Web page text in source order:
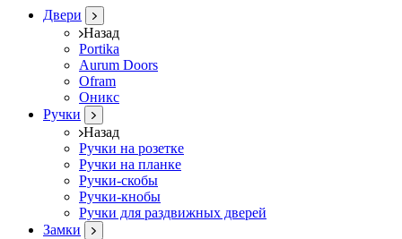
Двери
Назад
Portika
Aurum Doors
Ofram
Оникс
Ручки
Назад
Ручки на розетке
Ручки на планке
Ручки-скобы
Ручки-кнобы
Ручки для раздвижных дверей
Замки